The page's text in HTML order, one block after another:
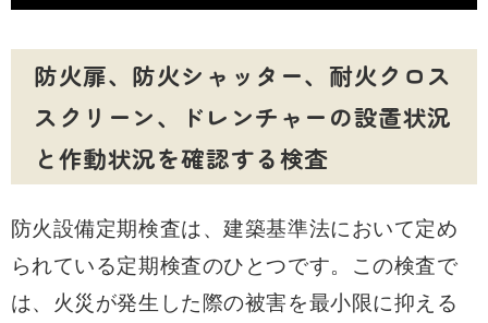
防火扉、防火シャッター、耐火クロス
スクリーン、ドレンチャーの設置状況
と作動状況を確認する検査
防火設備定期検査は、建築基準法において定め
られている定期検査のひとつです。この検査で
は、火災が発生した際の被害を最小限に抑える